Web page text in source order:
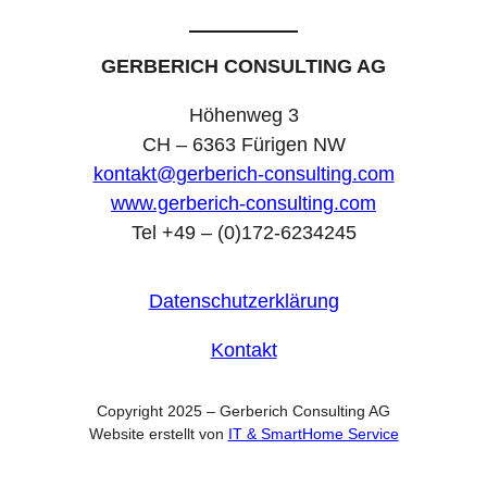
GERBERICH CONSULTING AG
Höhenweg 3
CH – 6363 Fürigen NW
kontakt@gerberich-consulting.com
www.gerberich-consulting.com
Tel +49 – (0)172-6234245
Datenschutzerklärung
Kontakt
Copyright 2025 – Gerberich Consulting AG
Website erstellt von IT & SmartHome Service